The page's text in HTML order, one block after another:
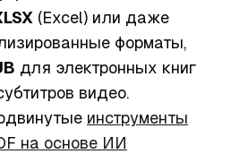
(Excel) или даже
форматы,
для электронных книг
видео.
инструменты
на основе ИИ